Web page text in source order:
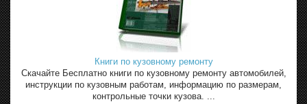
Книги по кузовному ремонту
Скачайте Бесплатно книги по кузовному ремонту автомобилей,
инструкции по кузовным работам, информацию по размерам,
контрольные точки кузова. ...